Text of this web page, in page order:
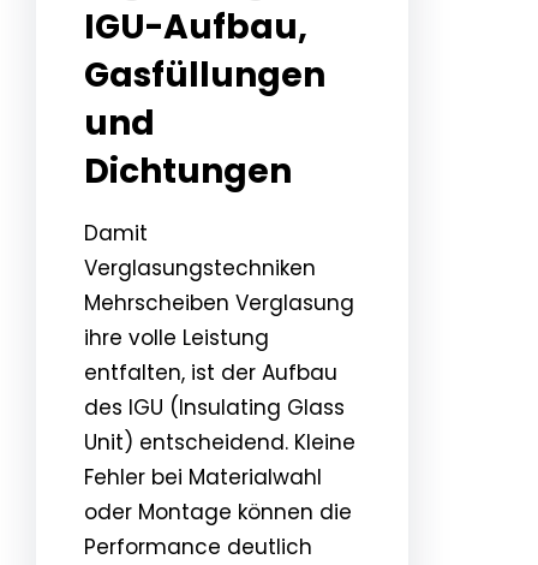
IGU-Aufbau,
Gasfüllungen
und
Dichtungen
Damit
Verglasungstechniken
Mehrscheiben Verglasung
ihre volle Leistung
entfalten, ist der Aufbau
des IGU (Insulating Glass
Unit) entscheidend. Kleine
Fehler bei Materialwahl
oder Montage können die
Performance deutlich